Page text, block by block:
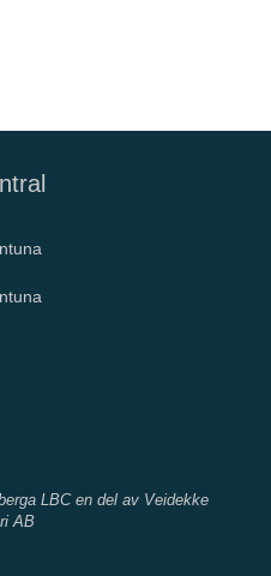
LBC en del av Veidekke
AB